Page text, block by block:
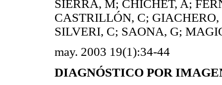
SIERRA, M; CHICHET, A;
CASTRILLÓN, C;
SILVERI, C; SAONA, G;
may. 2003 19(1):34-44
DIAGNÓSTICO POR